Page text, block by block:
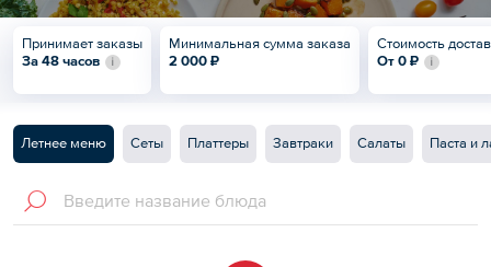
Принимает заказы
За 48 часов
Минимальная сумма заказа
2 000 ₽
Стоимость
От 0 ₽
Летнее меню Сеты Платтеры Завтраки Салаты Паста и